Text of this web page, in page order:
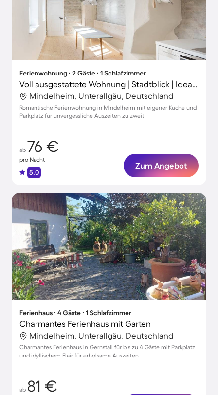
Ferienwohnung ∙ 2 Gäste ∙ 1 Schlafzimmer
Voll ausgestattete Wohnung | Stadtblick | Ideal für Homeoffice
Mindelheim, Unterallgäu, Deutschland
Romantische Ferienwohnung in Mindelheim mit eigener Küche und
Parkplatz für unvergessliche Auszeiten zu zweit
ab 76 €
pro Nacht
5.0
Zum Angebot
Ferienhaus ∙ 4 Gäste ∙ 1 Schlafzimmer
Charmantes Ferienhaus mit Garten
Mindelheim, Unterallgäu, Deutschland
Charmantes Ferienhaus in Gernstall für bis zu 4 Gäste mit Parkplatz
und idyllischem Flair für erholsame Auszeiten
ab 81 €